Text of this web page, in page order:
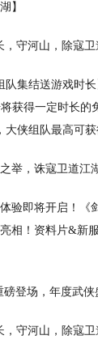
】
集结送游戏时
获得一定时长
侠组队最高可获
举，诛寇卫道江
验即将开启！《
相！资料片&新
登场，年度武侠